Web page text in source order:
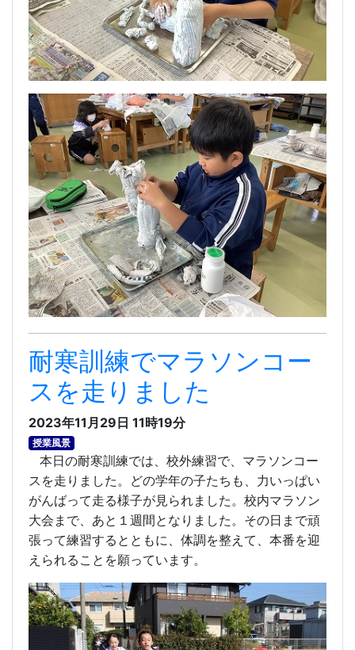
耐寒訓練でマラソンコー
スを走りました
2023年11月29日 11時19分
授業風景
本日の耐寒訓練では、校外練習で、マラソンコー
スを走りました。どの学年の子たちも、力いっぱい
がんばって走る様子が見られました。校内マラソン
大会まで、あと１週間となりました。その日まで頑
張って練習するとともに、体調を整えて、本番を迎
えられることを願っています。